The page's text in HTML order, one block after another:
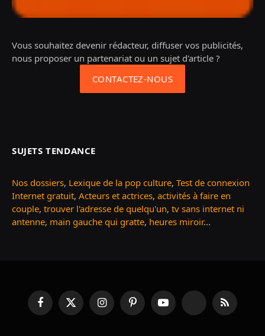
Vous souhaitez devenir rédacteur, diffuser vos publicités,
nous proposer un partenariat ou un sujet d'article ?
CONTACTEZ-NOUS
SUJETS TENDANCE
Nos dossiers, Lexique de la pop culture, Test de connexion
Internet gratuit, Acteurs et actrices, activités à faire en
couple, trouver l'adresse de quelqu'un, tv sans internet ni
antenne, main gauche qui gratte, heures miroir...
FacebookX
(Twitter)
InstagramPinterestYouTube TikTok RSS